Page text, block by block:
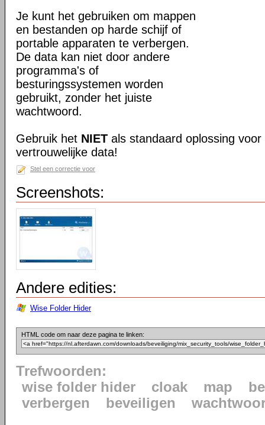
Je kunt het gebruiken om mappen
en bestanden op harde schijf of
portable apparaten te verbergen.
De data kan niet door andere
programma's of
besturingssystemen worden
gebruikt, zonder het juiste
wachtwoord.
Gebruik het NIET als standaard oplossing
vertrouwelijke data!
Stel een correctie voor
Screenshots:
Andere edities:
Wise Folder Hider
HTML code om naar deze pagina te linken:
Trefwoorden:
wise folder hider
cloak map
verbergen
beveiligen